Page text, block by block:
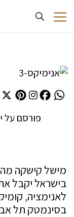
WhatsApp
Facebook
X
פורסם על
מישל קישקה
בישראל יקבל
לאנימציה,
בסינמטק תל